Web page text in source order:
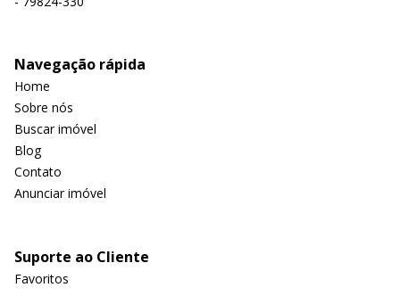
Navegação rápida
Home
Sobre nós
Buscar imóvel
Blog
Contato
Anunciar imóvel
Suporte ao Cliente
Favoritos